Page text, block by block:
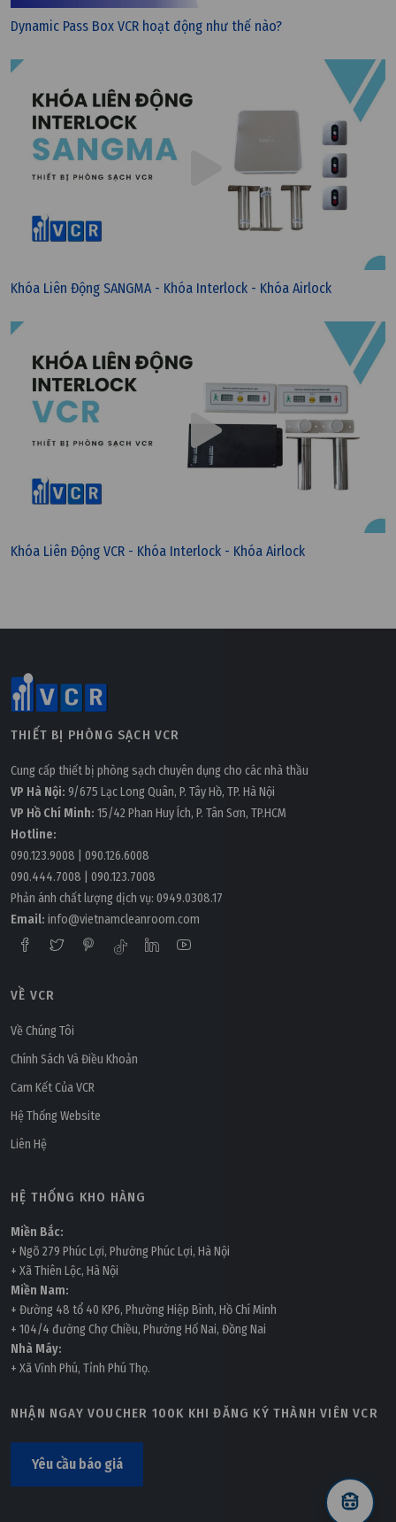
Dynamic Pass Box VCR hoạt động như thế nào?
Khóa Liên Động SANGMA - Khóa Interlock - Khóa Airlock
Khóa Liên Động VCR - Khóa Interlock - Khóa Airlock
THIẾT BỊ PHÒNG SẠCH VCR
Cung cấp thiết bị phòng sạch chuyên dụng cho các nhà thầu
VP Hà Nội: 9/675 Lạc Long Quân, P. Tây Hồ, TP. Hà Nội
VP Hồ Chí Minh: 15/42 Phan Huy Ích, P. Tân Sơn, TP.HCM
Hotline:
090.123.9008
090.126.6008
090.444.7008
090.123.7008
Phản ánh chất lượng dịch vụ: 0949.0308.17
Email: info@vietnamcleanroom.com
VỀ VCR
Về Chúng Tôi
Chính Sách Và Điều Khoản
Cam Kết Của VCR
Hệ Thống Website
Liên Hệ
HỆ THỐNG KHO HÀNG
Miền Bắc:
+ Ngõ 279 Phúc Lợi, Phường Phúc Lợi, Hà Nội
+ Xã Thiên Lộc, Hà Nội
Miền Nam:
+ Đường 48 tổ 40 KP6, Phường Hiệp Bình, Hồ Chí Minh
+ 104/4 đường Chợ Chiều, Phường Hố Nai, Đồng Nai
Nhà Máy:
+ Xã Vĩnh Phú, Tỉnh Phú Thọ.
NHẬN NGAY VOUCHER 100K KHI ĐĂNG KÝ THÀNH VIÊN VCR
Yêu cầu báo giá